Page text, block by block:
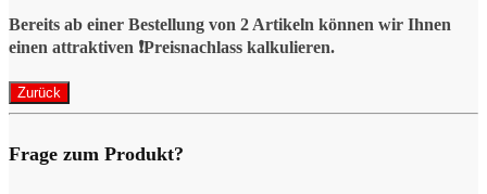
Bereits ab einer Bestellung von 2 Artikeln können wir Ihnen
einen attraktiven ❗️Preisnachlass kalkulieren.
Frage zum Produkt?